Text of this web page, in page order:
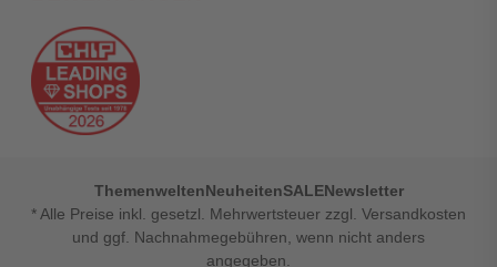
ThemenweltenNeuheitenSALENewsletter
* Alle Preise inkl. gesetzl. Mehrwertsteuer zzgl. Versandkosten
und ggf. Nachnahmegebühren, wenn nicht anders
angegeben.